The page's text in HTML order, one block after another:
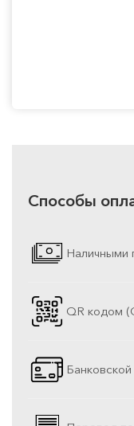
Способы
Наличными
QR кодом